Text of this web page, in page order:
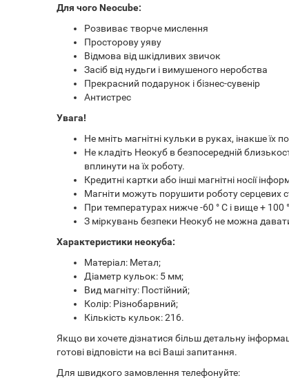
Для чого Neocube:
Розвиває творче мислення
Просторову уяву
Відмова від шкідливих звичок
Засіб від нудьги і вимушеного неробства
Прекрасний подарунок і бізнес-сувенір
Антистрес
Увага!
Не мніть магнітні кульки в руках, інакше їх
Не кладіть Неокуб в безпосередній
вплинути на їх роботу.
Кредитні картки або інші магнітні носії
Магніти можуть порушити роботу серцевих
При температурах нижче -60 ° С і вище + 100
З міркувань безпеки Неокуб не можна
Характеристики неокуба:
Матеріал: Метал;
Діаметр кульок: 5 мм;
Вид магніту: Постійний;
Колір: Різнобарвний;
Кількість кульок: 216.
Якщо ви хочете дізнатися більш детальну
готові відповісти на всі Ваші запитання.
Для швидкого замовлення телефонуйте: